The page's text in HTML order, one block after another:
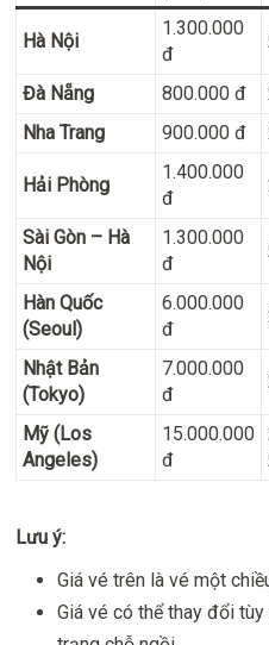
Hà Nội
1.300.000
đ
Đà Nẵng 800.000 đ
Nha Trang
900.000 đ
Hải Phòng
1.400.000
đ
Sài Gòn – Hà
Nội
1.300.000
đ
Hàn Quốc
(Seoul)
6.000.000
đ
Nhật Bản
(Tokyo)
7.000.000
đ
Mỹ (Los
Angeles)
15.000.000
đ
Lưu ý:
Giá vé trên là vé một
Giá vé có thể thay đổi